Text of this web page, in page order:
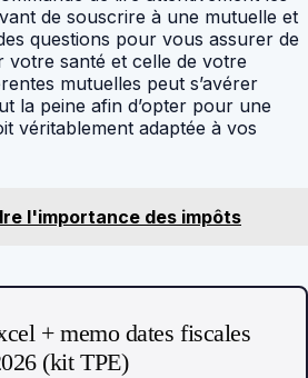
de souscrire à une mutuelle et
questions pour vous assurer de
santé et celle de votre
mutuelles peut s’avérer
la peine afin d’opter pour une
véritablement adaptée à vos
l'importance des impôts
+ memo dates fiscales
(kit TPE)